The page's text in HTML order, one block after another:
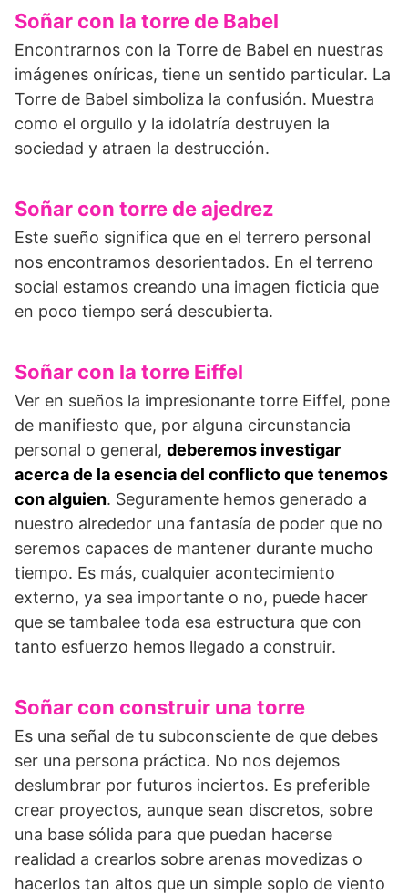
Soñar con la torre de Babel
Encontrarnos con la Torre de Babel en nuestras
imágenes oníricas, tiene un sentido particular. La
Torre de Babel simboliza la confusión. Muestra
como el orgullo y la idolatría destruyen la
sociedad y atraen la destrucción.
Soñar con torre de ajedrez
Este sueño significa que en el terrero personal
nos encontramos desorientados. En el terreno
social estamos creando una imagen ficticia que
en poco tiempo será descubierta.
Soñar con la torre Eiffel
Ver en sueños la impresionante torre Eiffel, pone
de manifiesto que, por alguna circunstancia
personal o general, deberemos investigar
acerca de la esencia del conflicto que tenemos
con alguien. Seguramente hemos generado a
nuestro alrededor una fantasía de poder que no
seremos capaces de mantener durante mucho
tiempo. Es más, cualquier acontecimiento
externo, ya sea importante o no, puede hacer
que se tambalee toda esa estructura que con
tanto esfuerzo hemos llegado a construir.
Soñar con construir una torre
Es una señal de tu subconsciente de que debes
ser una persona práctica. No nos dejemos
deslumbrar por futuros inciertos. Es preferible
crear proyectos, aunque sean discretos, sobre
una base sólida para que puedan hacerse
realidad a crearlos sobre arenas movedizas o
hacerlos tan altos que un simple soplo de viento